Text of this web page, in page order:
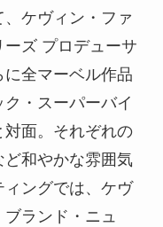
ケヴィン・ファ
ズ プロデューサ
全マーベル作品
・スーパーバイ
面。それぞれの
和やかな雰囲気
ングでは、ケヴ
ランド・ニュ